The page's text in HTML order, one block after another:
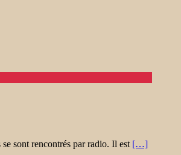
sont rencontrés par radio. Il est […]